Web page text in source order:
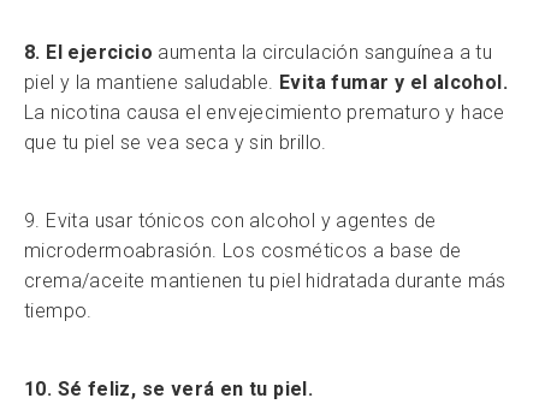
8. El ejercicio aumenta la circulación sanguínea a tu
piel y la mantiene saludable. Evita fumar y el alcohol.
La nicotina causa el envejecimiento prematuro y hace
que tu piel se vea seca y sin brillo.
9. Evita usar tónicos con alcohol y agentes de
microdermoabrasión. Los cosméticos a base de
crema/aceite mantienen tu piel hidratada durante más
tiempo.
10. Sé feliz, se verá en tu piel.